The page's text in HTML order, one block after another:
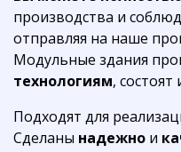
производства и
отправляя на наше
Модульные здания
технологиям,
Подходят для
Сделаны надежно и